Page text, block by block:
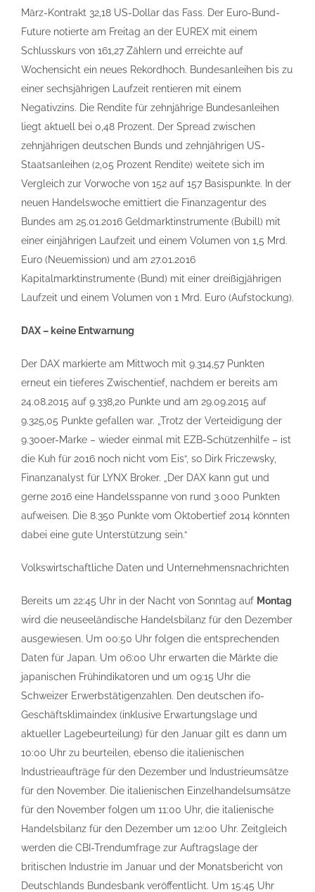
März-Kontrakt 32,18 US-Dollar das Fass. Der Euro-Bund-
Future notierte am Freitag an der EUREX mit einem
Schlusskurs von 161,27 Zählern und erreichte auf
Wochensicht ein neues Rekordhoch. Bundesanleihen bis zu
einer sechsjährigen Laufzeit rentieren mit einem
Negativzins. Die Rendite für zehnjährige Bundesanleihen
liegt aktuell bei 0,48 Prozent. Der Spread zwischen
zehnjährigen deutschen Bunds und zehnjährigen US-
Staatsanleihen (2,05 Prozent Rendite) weitete sich im
Vergleich zur Vorwoche von 152 auf 157 Basispunkte. In der
neuen Handelswoche emittiert die Finanzagentur des
Bundes am 25.01.2016 Geldmarktinstrumente (Bubill) mit
einer einjährigen Laufzeit und einem Volumen von 1,5 Mrd.
Euro (Neuemission) und am 27.01.2016
Kapitalmarktinstrumente (Bund) mit einer dreißigjährigen
Laufzeit und einem Volumen von 1 Mrd. Euro (Aufstockung).
DAX – keine Entwarnung
Der DAX markierte am Mittwoch mit 9.314,57 Punkten
erneut ein tieferes Zwischentief, nachdem er bereits am
24.08.2015 auf 9.338,20 Punkte und am 29.09.2015 auf
9.325,05 Punkte gefallen war. „Trotz der Verteidigung der
9.300er-Marke – wieder einmal mit EZB-Schützenhilfe – ist
die Kuh für 2016 noch nicht vom Eis“, so Dirk Friczewsky,
Finanzanalyst für LYNX Broker. „Der DAX kann gut und
gerne 2016 eine Handelsspanne von rund 3.000 Punkten
aufweisen. Die 8.350 Punkte vom Oktobertief 2014 könnten
dabei eine gute Unterstützung sein.“
Volkswirtschaftliche Daten und Unternehmensnachrichten
Bereits um 22:45 Uhr in der Nacht von Sonntag auf Montag
wird die neuseeländische Handelsbilanz für den Dezember
ausgewiesen. Um 00:50 Uhr folgen die entsprechenden
Daten für Japan. Um 06:00 Uhr erwarten die Märkte die
japanischen Frühindikatoren und um 09:15 Uhr die
Schweizer Erwerbstätigenzahlen. Den deutschen ifo-
Geschäftsklimaindex (inklusive Erwartungslage und
aktueller Lagebeurteilung) für den Januar gilt es dann um
10:00 Uhr zu beurteilen, ebenso die italienischen
Industrieaufträge für den Dezember und Industrieumsätze
für den November. Die italienischen Einzelhandelsumsätze
für den November folgen um 11:00 Uhr, die italienische
Handelsbilanz für den Dezember um 12:00 Uhr. Zeitgleich
werden die CBI-Trendumfrage zur Auftragslage der
britischen Industrie im Januar und der Monatsbericht von
Deutschlands Bundesbank veröffentlicht. Um 15:45 Uhr